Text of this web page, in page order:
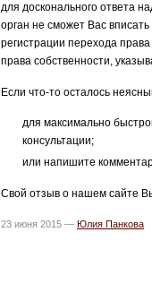
для досконального ответа
орган не сможет Вас
регистрации перехода
права собственности,
Если что-то осталось
для максимально
консультации;
или напишите
Свой отзыв о нашем сайте
23 июня 2015 — Юлия Панкова